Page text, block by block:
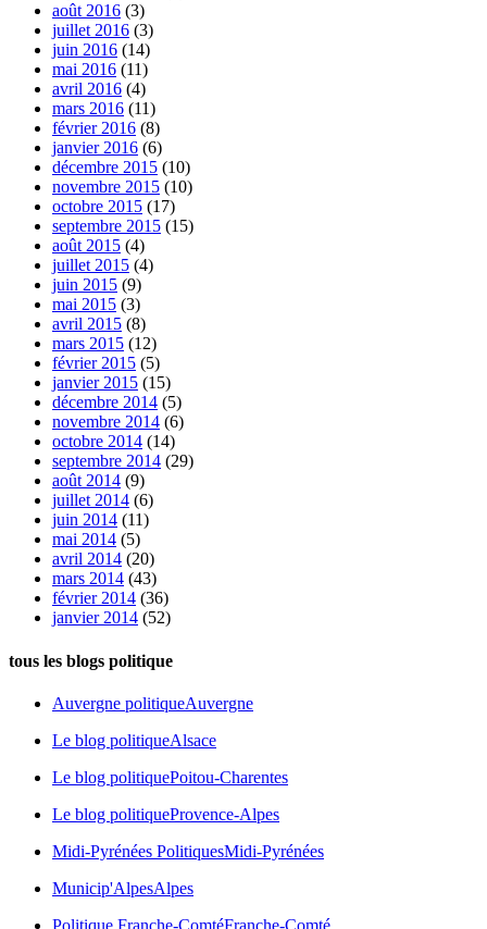
août 2016 (3)
juillet 2016 (3)
juin 2016 (14)
mai 2016 (11)
avril 2016 (4)
mars 2016 (11)
février 2016 (8)
janvier 2016 (6)
décembre 2015 (10)
novembre 2015 (10)
octobre 2015 (17)
septembre 2015 (15)
août 2015 (4)
juillet 2015 (4)
juin 2015 (9)
mai 2015 (3)
avril 2015 (8)
mars 2015 (12)
février 2015 (5)
janvier 2015 (15)
décembre 2014 (5)
novembre 2014 (6)
octobre 2014 (14)
septembre 2014 (29)
août 2014 (9)
juillet 2014 (6)
juin 2014 (11)
mai 2014 (5)
avril 2014 (20)
mars 2014 (43)
février 2014 (36)
janvier 2014 (52)
tous les blogs politique
Auvergne politiqueAuvergne
Le blog politiqueAlsace
Le blog politiquePoitou-Charentes
Le blog politiqueProvence-Alpes
Midi-Pyrénées PolitiquesMidi-Pyrénées
Municip'AlpesAlpes
Politique Franche-ComtéFranche-Comté